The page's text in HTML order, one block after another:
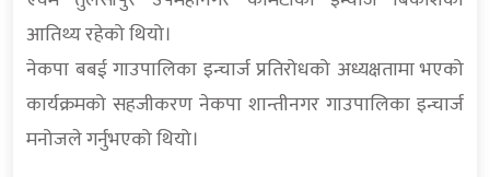
आतिथ्य रहेको थियो।
नेकपा बबई गाउपालिका इन्चार्ज प्रतिरोधको अध्यक्षतामा भएको
कार्यक्रमको सहजीकरण नेकपा शान्तीनगर गाउपालिका इन्चार्ज
मनोजले गर्नुभएको थियो।